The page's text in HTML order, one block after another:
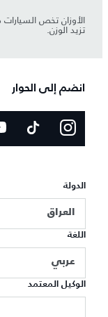
الأوزان تخص السيارات
تزيد الوزن.
انضم إلى الحوار
الدولة
العراق
اللغة
عربي
الوكيل المعتمد